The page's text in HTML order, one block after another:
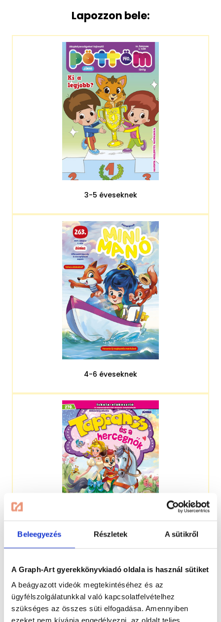
Beleegyezés Részletek A sütikről
A Graph-Art gyerekkönyvkiadó oldala is használ sütiket
A beágyazott videók megtekintéséhez és az
ügyfélszolgálatunkkal való kapcsolatfelvételhez
szükséges az összes süti elfogadása. Amennyiben
ezeket nem kívánja engedélyezni, az oldalt teljes
Lapozzon bele:
3-5 éveseknek
4-6 éveseknek